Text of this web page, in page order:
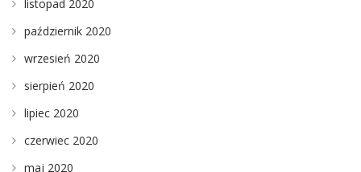
listopad 2020
październik 2020
wrzesień 2020
sierpień 2020
lipiec 2020
czerwiec 2020
maj 2020